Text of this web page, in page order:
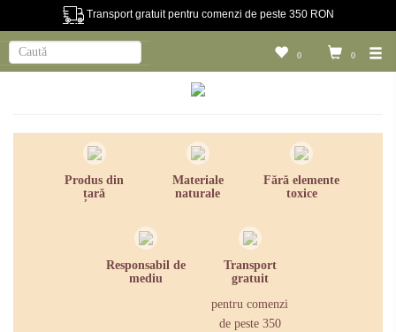
Transport gratuit pentru comenzi de peste 350 RON
0
0
Produs din
țară
Materiale
naturale
Fără elemente
toxice
Responsabil de
mediu
Transport
gratuit
pentru comenzi
de peste 350